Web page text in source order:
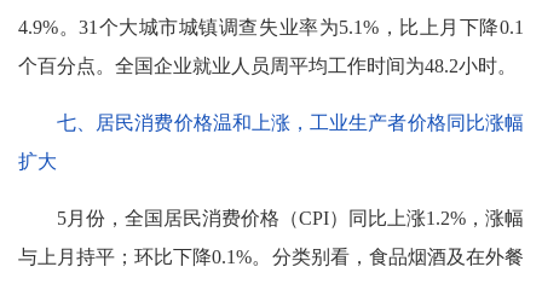
4.9%。31个大城市城镇调查失业率为5.1%，比上月下降0.1
个百分点。全国企业就业人员周平均工作时间为48.2小时。
七、居民消费价格温和上涨，工业生产者价格同比涨幅
扩大
5月份，全国居民消费价格（CPI）同比上涨1.2%，涨幅
与上月持平；环比下降0.1%。分类别看，食品烟酒及在外餐